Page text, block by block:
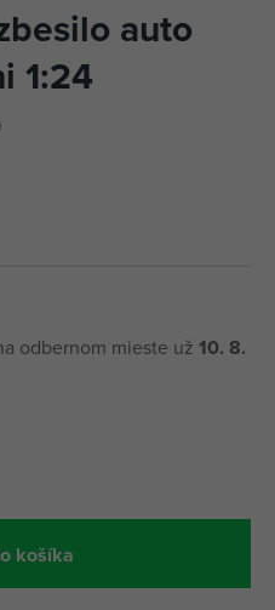
auto
1:24
odbernom mieste už 10. 8.
košíka